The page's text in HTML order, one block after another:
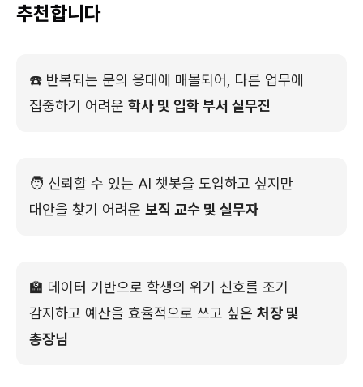
추천합니다
☎️ 반복되는 문의 응대에 매몰되어, 다른 업무에
집중하기 어려운 학사 및 입학 부서 실무진
🧑 신뢰할 수 있는 AI 챗봇을 도입하고 싶지만
대안을 찾기 어려운 보직 교수 및 실무자
🏫 데이터 기반으로 학생의 위기 신호를 조기
감지하고 예산을 효율적으로 쓰고 싶은 처장 및
총장님